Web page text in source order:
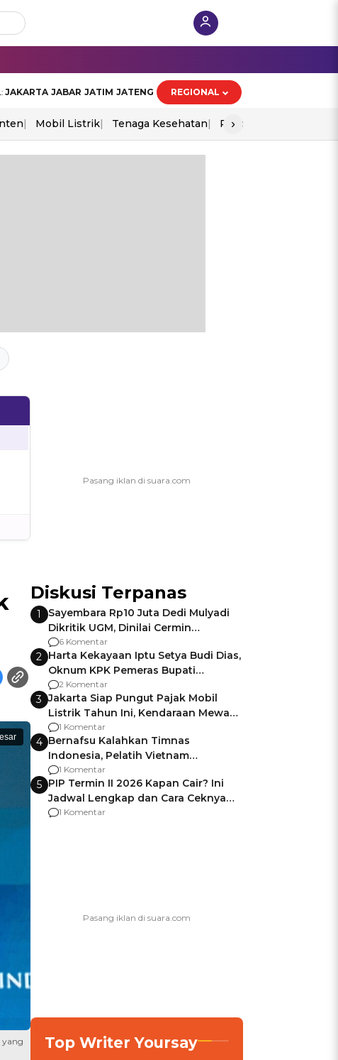
JAKARTA JABAR JATIM JATENG REGIONAL
Mobil Listrik Tenaga Kesehatan Piala Aff 2026
›
yang
Diskusi Terpanas
1
Sayembara Rp10 Juta Dedi Mulyadi
Dikritik UGM, Dinilai Cermin
Gagalnya Negara Jamin Keamanan
6 Komentar
2 Harta Kekayaan Iptu Setya Budi Dias,
Oknum KPK Pemeras Bupati
Pemalang
2 Komentar
3 Jakarta Siap Pungut Pajak Mobil
Listrik Tahun Ini, Kendaraan Mewah
Kena hingga 75% PKB
1 Komentar
4 Bernafsu Kalahkan Timnas
Indonesia, Pelatih Vietnam
Berencana Pakai Jimat di Pakansari
1 Komentar
5 PIP Termin II 2026 Kapan Cair? Ini
Jadwal Lengkap dan Cara Ceknya
agar Dana Tidak Hangus!
1 Komentar
Top Writer Yoursay